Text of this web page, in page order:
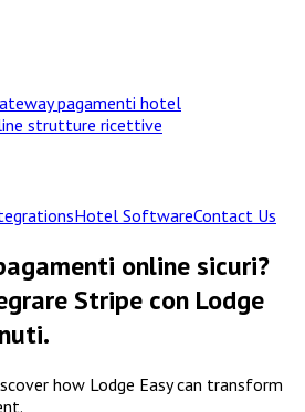
pagamenti hotel
strutture ricettive
Hotel SoftwareContact Us
online sicuri?
Stripe con Lodge
how Lodge Easy can transform